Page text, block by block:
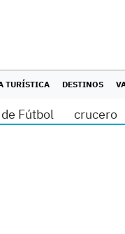
TURÍSTICA DESTINOS
Fútbol crucero